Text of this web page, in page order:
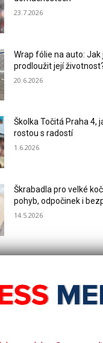
23.7.2026
Wrap fólie na auto: Jak
prodloužit její
20.6.2026
Školka Točitá Praha 4,
rostou s radostí
1.6.2026
Škrabadla pro velké
pohyb, odpočinek i
14.5.2026